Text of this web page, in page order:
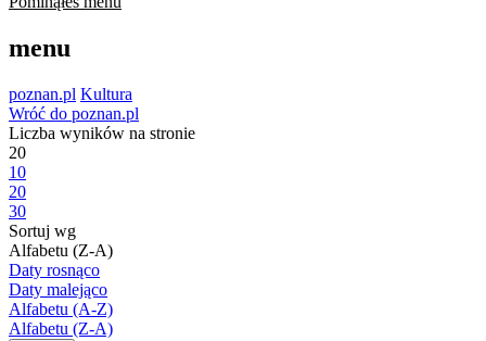
menu
poznan.pl Kultura
Wróć do poznan.pl
Liczba wyników na stronie
20
10
20
30
Sortuj wg
Alfabetu (Z-A)
Daty rosnąco
Daty malejąco
Alfabetu (A-Z)
Alfabetu (Z-A)